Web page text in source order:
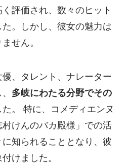
評価され、数々のヒット
。しかし、彼女の魅力は
せん。
、タレント、ナレーター
多岐にわたる分野でその
。 特に、コメディエンヌ
けんのバカ殿様」での活
知られることとなり、彼
けました。